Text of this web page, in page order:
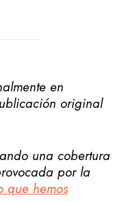
en
original
una cobertura
por la
que hemos